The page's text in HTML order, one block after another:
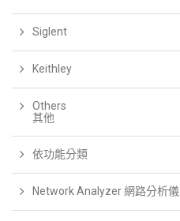
Siglent
Keithley
Others
其他
依功能分類
Network Analyzer 網路分析儀